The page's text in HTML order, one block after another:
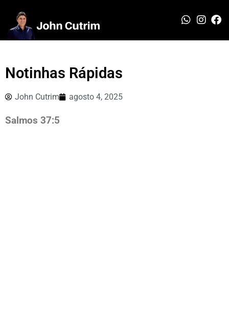
Notinhas Rápidas
John Cutrim agosto 4, 2025
Salmos 37:5